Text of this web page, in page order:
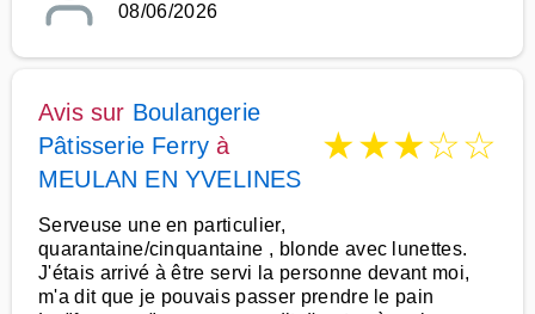
08/06/2026
Avis sur Boulangerie
Pâtisserie Ferry à
MEULAN EN YVELINES
★★★☆☆
Serveuse une en particulier,
quarantaine/cinquantaine , blonde avec lunettes.
J'étais arrivé à être servi la personne devant moi,
m'a dit que je pouvais passer prendre le pain